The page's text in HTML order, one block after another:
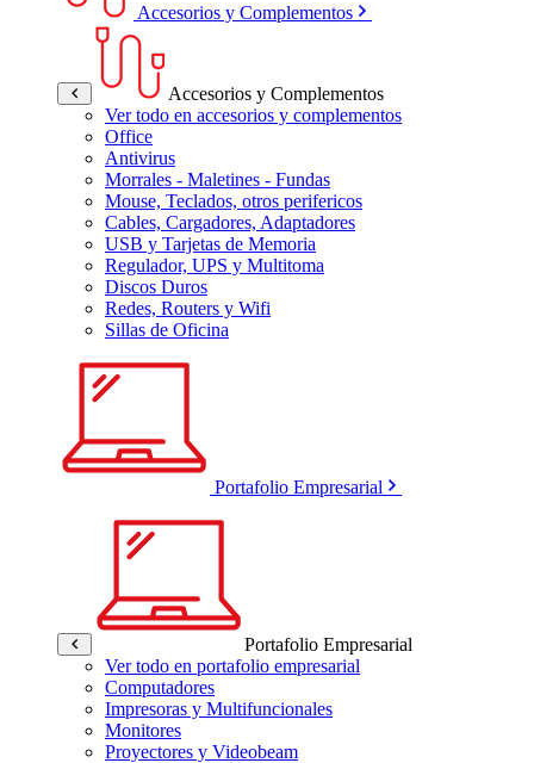
Accesorios y Complementos
Accesorios y Complementos
Ver todo en accesorios y complementos
Office
Antivirus
Morrales - Maletines - Fundas
Mouse, Teclados, otros perifericos
Cables, Cargadores, Adaptadores
USB y Tarjetas de Memoria
Regulador, UPS y Multitoma
Discos Duros
Redes, Routers y Wifi
Sillas de Oficina
Portafolio Empresarial
Portafolio Empresarial
Ver todo en portafolio empresarial
Computadores
Impresoras y Multifuncionales
Monitores
Proyectores y Videobeam